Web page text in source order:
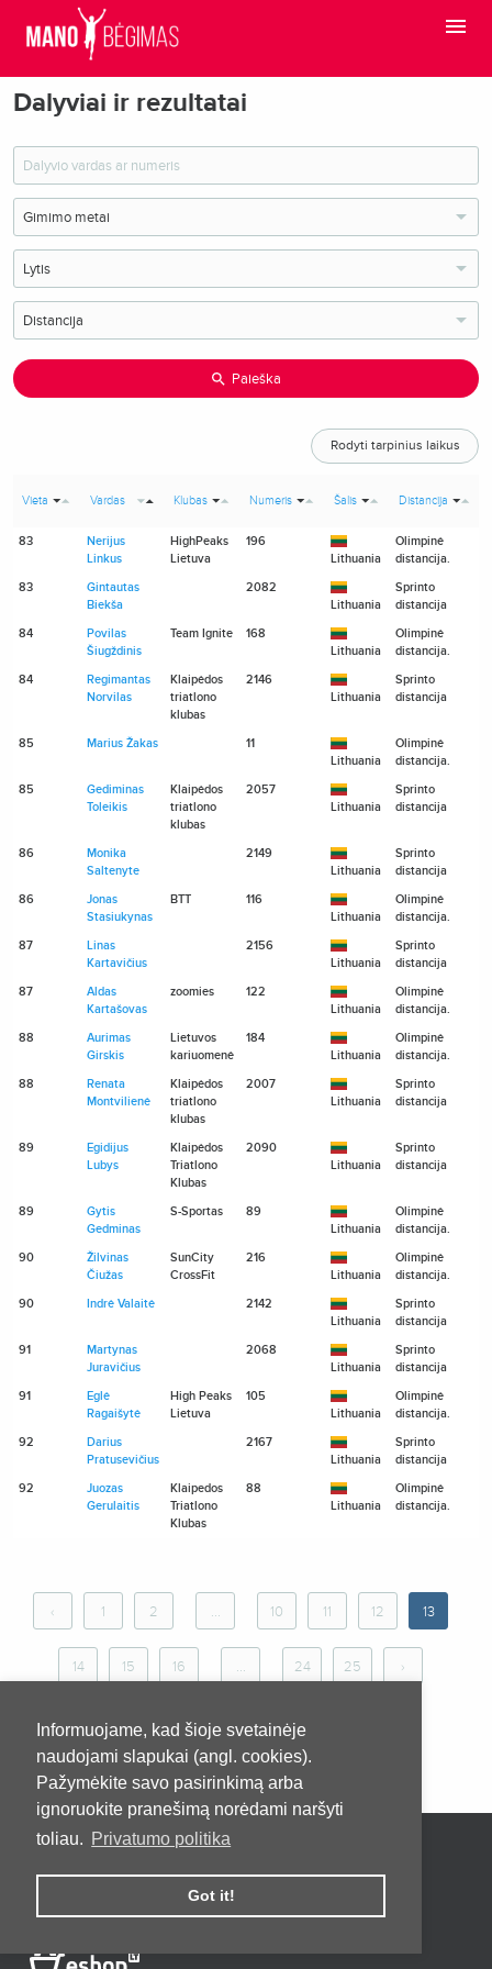
Informuojame, kad šioje svetainėje
naudojami slapukai (angl. cookies).
Pažymėkite savo pasirinkimą arba
ignoruokite pranešimą norėdami naršyti
toliau. Privatumo politika
Got it!
Dalyviai ir rezultatai
Paieška
Rodyti tarpinius laikus
Vieta Vardas Klubas Numeris Šalis Distancija
83
Nerijus
Linkus
HighPeaks
Lietuva
196
Lithuania
Olimpinė
distancija.
83
Gintautas
Biekša
2082
Lithuania
Sprinto
distancija
84
Povilas
Šiugždinis
Team Ignite
168
Lithuania
Olimpinė
distancija.
84
Regimantas
Norvilas
Klaipėdos
triatlono
klubas
2146
Lithuania
Sprinto
distancija
85 Marius Žakas
11
Lithuania
Olimpinė
distancija.
85
Gediminas
Toleikis
Klaipėdos
triatlono
klubas
2057
Lithuania
Sprinto
distancija
86
Monika
Saltenyte
2149
Lithuania
Sprinto
distancija
86
Jonas
Stasiukynas
BTT
116
Lithuania
Olimpinė
distancija.
87
Linas
Kartavičius
2156
Lithuania
Sprinto
distancija
87
Aldas
Kartašovas
zoomies
122
Lithuania
Olimpinė
distancija.
88
Aurimas
Girskis
Lietuvos
kariuomenė
184
Lithuania
Olimpinė
distancija.
88
Renata
Montvilienė
Klaipėdos
triatlono
klubas
2007
Lithuania
Sprinto
distancija
89
Egidijus
Lubys
Klaipėdos
Triatlono
Klubas
2090
Lithuania
Sprinto
distancija
89
Gytis
Gedminas
S-Sportas
89
Lithuania
Olimpinė
distancija.
90
Žilvinas
Čiužas
SunCity
CrossFit
216
Lithuania
Olimpinė
distancija.
90 Indrė Valaitė
2142
Lithuania
Sprinto
distancija
91
Martynas
Juravičius
2068
Lithuania
Sprinto
distancija
91
Eglė
Ragaišytė
High Peaks
Lietuva
105
Lithuania
Olimpinė
distancija.
92
Darius
Pratusevičius
2167
Lithuania
Sprinto
distancija
92
Juozas
Gerulaitis
Klaipedos
Triatlono
Klubas
88
Lithuania
Olimpinė
distancija.
‹ 1 2 ... 10 11 12 13
14 15 16 ... 24 25 ›
Pradžia Apie
Kontaktai
Privatumo taisyklės
Pirkimo taisyklės ir sąlygos